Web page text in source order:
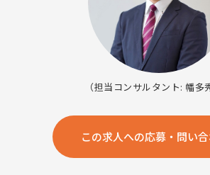
（担当コンサルタント: 幡多
この求人への応募・問い